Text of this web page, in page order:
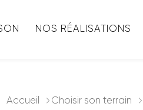
NOS RÉALISATIONS
Accueil Choisir son terrain